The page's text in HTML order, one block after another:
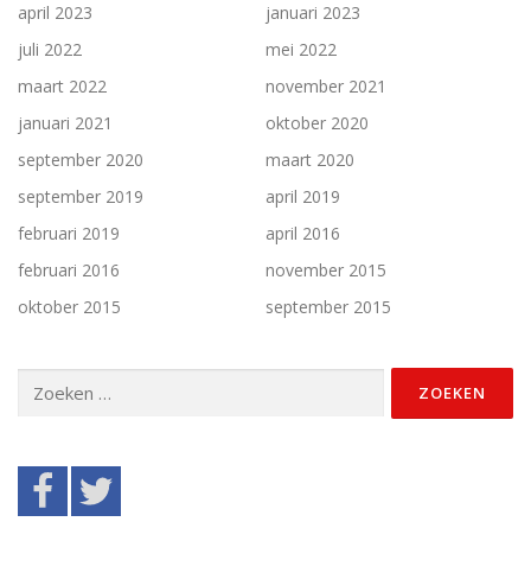
april 2023
januari 2023
juli 2022
mei 2022
maart 2022
november 2021
januari 2021
oktober 2020
september 2020
maart 2020
september 2019
april 2019
februari 2019
april 2016
februari 2016
november 2015
oktober 2015
september 2015
naar: